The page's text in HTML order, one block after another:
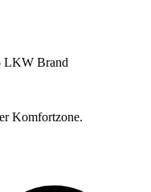
LKW Brand
Komfortzone.